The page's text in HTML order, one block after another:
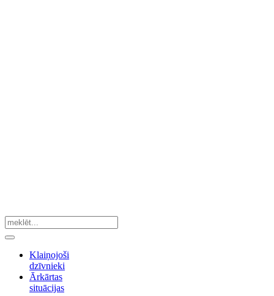
Klaiņojoši
dzīvnieki
Ārkārtas
situācijas